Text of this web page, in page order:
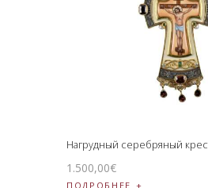
Нагрудный серебряный
1.500,00€
ПОДРОБНЕЕ